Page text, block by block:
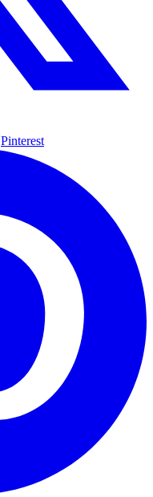
Pinterest